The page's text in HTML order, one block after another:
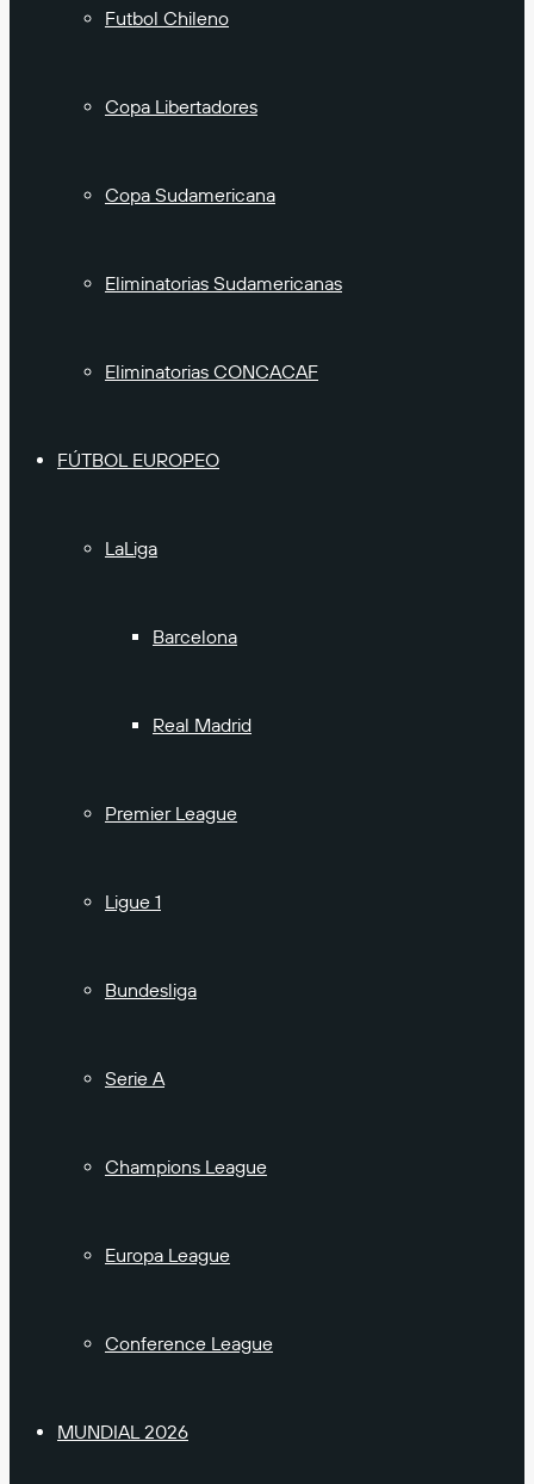
Futbol Chileno
Copa Libertadores
Copa Sudamericana
Eliminatorias Sudamericanas
Eliminatorias CONCACAF
FÚTBOL EUROPEO
LaLiga
Barcelona
Real Madrid
Premier League
Ligue 1
Bundesliga
Serie A
Champions League
Europa League
Conference League
MUNDIAL 2026